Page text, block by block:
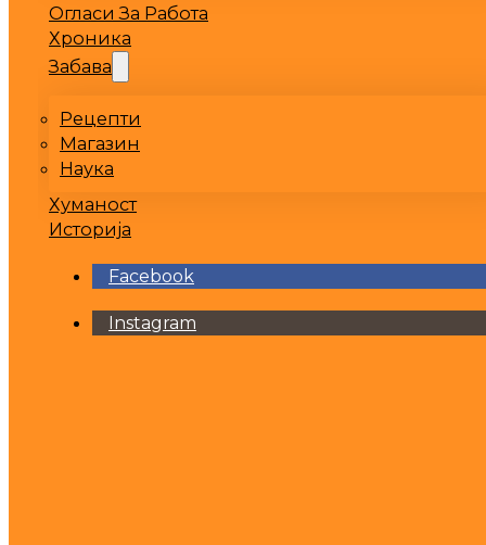
Огласи За Работа
Хроника
Забава
Рецепти
Магазин
Наука
Хуманост
Историја
Facebook
Instagram